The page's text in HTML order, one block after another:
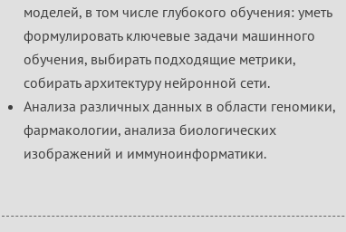
моделей, в том числе глубокого обучения: уметь
формулировать ключевые задачи машинного
обучения, выбирать подходящие метрики,
собирать архитектуру нейронной сети.
Анализа различных данных в области геномики,
фармакологии, анализа биологических
изображений и иммуноинформатики.